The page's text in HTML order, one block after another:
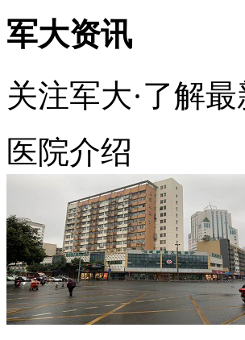
军大资讯
关注军大·了解
医院介绍